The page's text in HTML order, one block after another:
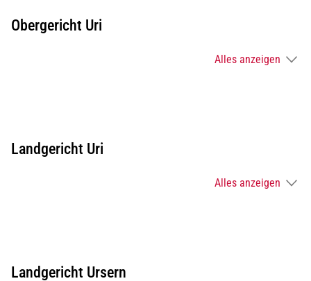
Obergericht Uri
Alles anzeigen
Landgericht Uri
Alles anzeigen
Landgericht Ursern